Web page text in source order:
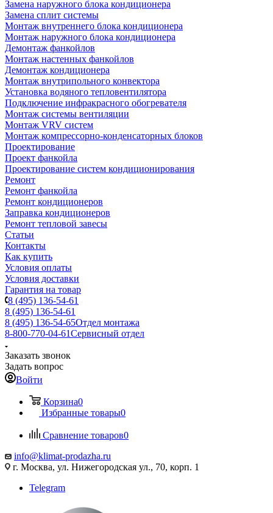
Замена наружного блока кондиционера
Замена сплит системы
Монтаж внутреннего блока кондиционера
Монтаж наружного блока кондиционера
Демонтаж фанкойлов
Монтаж настенных фанкойлов
Демонтаж кондиционера
Монтаж внутрипольного конвектора
Установка водяного тепловентилятора
Подключение инфракрасного обогревателя
Монтаж системы вентиляции
Монтаж VRV систем
Монтаж компрессорно-конденсаторных блоков
Проектирование
Проект фанкойла
Проектирование систем кондиционирования
Ремонт
Ремонт фанкойла
Ремонт кондиционеров
Заправка кондиционеров
Ремонт тепловой завесы
Статьи
Контакты
Как купить
Условия оплаты
Условия доставки
Гарантия на товар
8 (495) 136-54-61
8 (495) 136-54-61
8 (495) 136-54-65Отдел монтажа
8-800-770-04-61Сервисный отдел
Заказать звонок
Задать вопрос
Войти
Корзина0
Избранные товары0
Сравнение товаров0
info@klimat-prodazha.ru
г. Москва, ул. Нижегородская ул., 70, корп. 1
Telegram